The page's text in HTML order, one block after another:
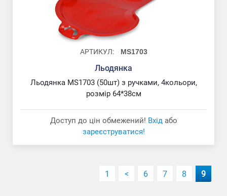
АРТИКУЛ: MS1703
Льодянка
Льодянка MS1703 (50шт) з ручками, 4кольори,
розмір 64*38см
Доступ до цін обмежений! Вхід або
зареєструватися!
1 < 6 7 8 9